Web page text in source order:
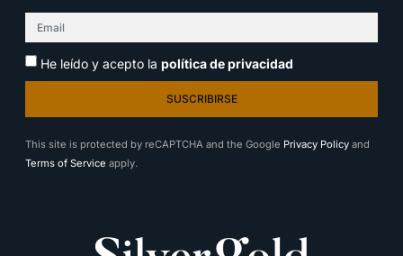
He leído y acepto la política de privacidad
SUSCRIBIRSE
This site is protected by reCAPTCHA and the Google Privacy Policy and
Terms of Service apply.